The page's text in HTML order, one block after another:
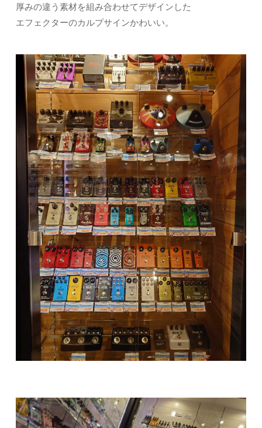
厚みの違う素材を組み合わせてデザインした
エフェクターのカルプサインかわいい。